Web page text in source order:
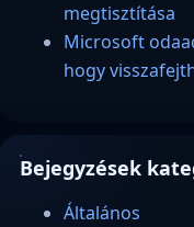
megtisztítása
Microsoft
hogy
Bejegyzések
Általános